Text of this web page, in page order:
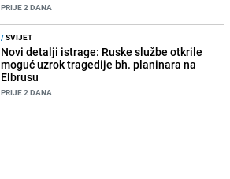
PRIJE 2 DANA
/SVIJET
Novi detalji istrage: Ruske službe otkrile
moguć uzrok tragedije bh. planinara na
Elbrusu
PRIJE 2 DANA